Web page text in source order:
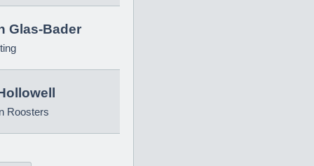
Glas-Bader
Roosters